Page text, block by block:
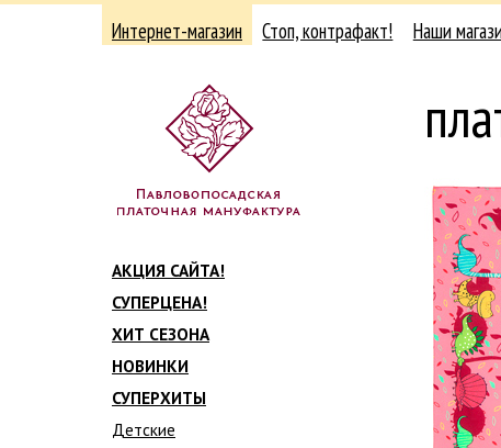
Интернет-магазин Стоп, контрафакт! Наши
АКЦИЯ САЙТА!
СУПЕРЦЕНА!
ХИТ СЕЗОНА
НОВИНКИ
СУПЕРХИТЫ
Детские